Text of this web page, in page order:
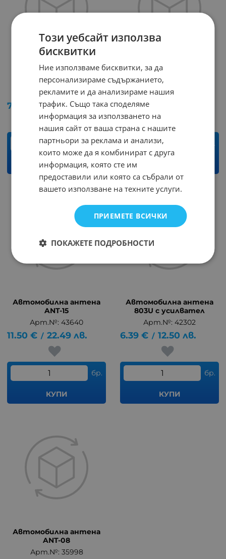
Автомобилна антена
802U с усилвател
Арт.№: 50049
7.41 / 14.49 лв.
бр.
КУПИ
Автомобилна антена
ANT-006 накрайник
Арт.№: 49858
4.80 €
бр.
Автомобилна антена
ANT-15
Арт.№: 43640
11.50 € / 22.49 лв.
бр.
КУПИ
Автомобилна антена
803U с усилвател
Арт.№: 42302
6.39 € / 12.50 лв.
бр.
КУПИ
Автомобилна антена
ANT-08
Арт.№: 35998
Този уебсайт използва
бисквитки
Ние използваме бисквитки, за да
персонализираме съдържанието,
рекламите и да анализираме нашия
трафик. Също така споделяме
информация за използването на
нашия сайт от ваша страна с нашите
партньори за реклама и анализи,
които може да я комбинират с друга
информация, която сте им
предоставили или която са събрали от
вашето използване на техните услуги.
ПРИЕМЕТЕ ВСИЧКИ
ПОКАЖЕТЕ ПОДРОБНОСТИ